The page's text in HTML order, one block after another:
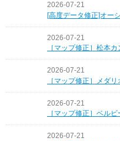
2026-07-21
[高度データ修正]オー
2026-07-21
［マップ修正］松本
2026-07-21
［マップ修正］メダ
2026-07-21
［マップ修正］ベル
2026-07-21